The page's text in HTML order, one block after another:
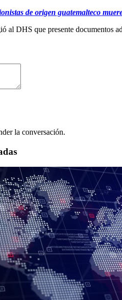
de origen guatemalteco
al DHS que presente documentos
la conversación.